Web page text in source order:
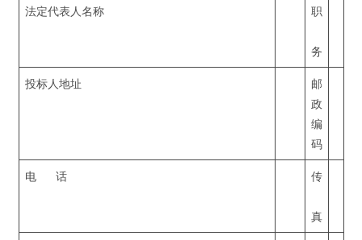
法定代表人名称 职
务
投标人地址
邮
政
编
码
电 话 传
真